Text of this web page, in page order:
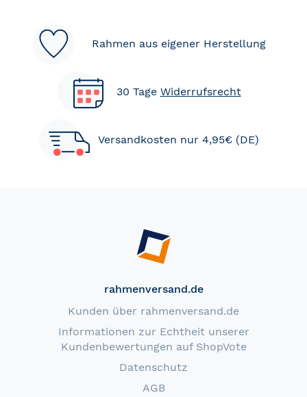
Rahmen aus eigener Herstellung
30 Tage Widerrufsrecht
Versandkosten nur 4,95€ (DE)
rahmenversand.de
Kunden über rahmenversand.de
Informationen zur Echtheit unserer
Kundenbewertungen auf ShopVote
Datenschutz
AGB